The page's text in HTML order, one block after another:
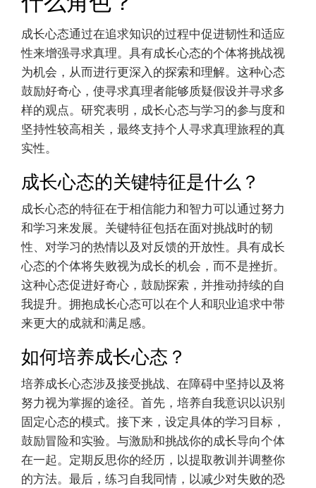
成长心态通过在追求知识的过程中促进韧性和适应
性来增强寻求真理。具有成长心态的个体将挑战视
为机会，从而进行更深入的探索和理解。这种心态
鼓励好奇心，使寻求真理者能够质疑假设并寻求多
样的观点。研究表明，成长心态与学习的参与度和
坚持性较高相关，最终支持个人寻求真理旅程的真
实性。
成长心态的关键特征是什么？
成长心态的特征在于相信能力和智力可以通过努力
和学习来发展。关键特征包括在面对挑战时的韧
性、对学习的热情以及对反馈的开放性。具有成长
心态的个体将失败视为成长的机会，而不是挫折。
这种心态促进好奇心，鼓励探索，并推动持续的自
我提升。拥抱成长心态可以在个人和职业追求中带
来更大的成就和满足感。
如何培养成长心态？
培养成长心态涉及接受挑战、在障碍中坚持以及将
努力视为掌握的途径。首先，培养自我意识以识别
固定心态的模式。接下来，设定具体的学习目标，
鼓励冒险和实验。与激励和挑战你的成长导向个体
在一起。定期反思你的经历，以提取教训并调整你
的方法。最后，练习自我同情，以减少对失败的恐